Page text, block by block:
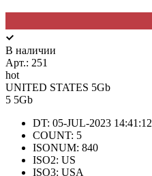
В наличии
Арт.: 251
hot
UNITED STATES 5Gb
5 5Gb
DT: 05-JUL-2023 14:41:12
COUNT: 5
ISONUM: 840
ISO2: US
ISO3: USA